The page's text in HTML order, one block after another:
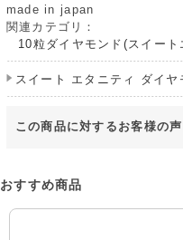
made in japan
関連カテゴリ：
10粒ダイヤモンド(スイート
スイート エタニティ ダイ
この商品に対するお客様の声
おすすめ商品